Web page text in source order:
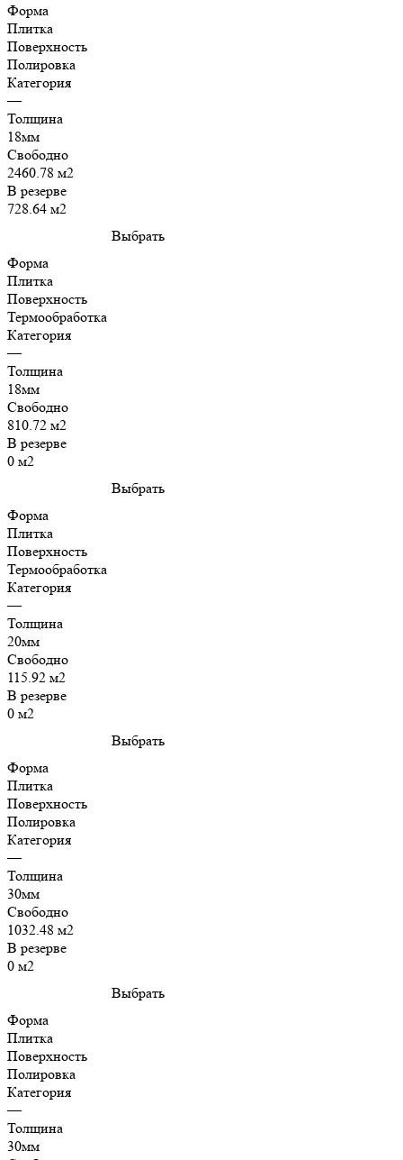
Форма
Плитка
Поверхность
Полировка
Категория
—
Толщина
18мм
Свободно
2460.78 м2
В резерве
728.64 м2
Выбрать
Форма
Плитка
Поверхность
Термообработка
Категория
—
Толщина
18мм
Свободно
810.72 м2
В резерве
0 м2
Выбрать
Форма
Плитка
Поверхность
Термообработка
Категория
—
Толщина
20мм
Свободно
115.92 м2
В резерве
0 м2
Выбрать
Форма
Плитка
Поверхность
Полировка
Категория
—
Толщина
30мм
Свободно
1032.48 м2
В резерве
0 м2
Выбрать
Форма
Плитка
Поверхность
Полировка
Категория
—
Толщина
30мм